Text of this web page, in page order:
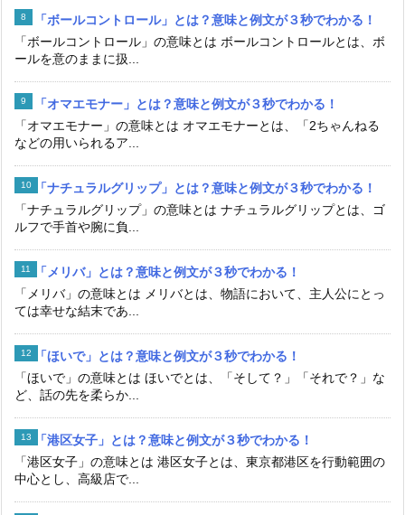
「ボールコントロール」とは？意味と例文が３秒でわかる！
「ボールコントロール」の意味とは ボールコントロールとは、ボ
ールを意のままに扱...
「オマエモナー」とは？意味と例文が３秒でわかる！
「オマエモナー」の意味とは オマエモナーとは、「2ちゃんねる
などの用いられるア...
「ナチュラルグリップ」とは？意味と例文が３秒でわかる！
「ナチュラルグリップ」の意味とは ナチュラルグリップとは、ゴ
ルフで手首や腕に負...
「メリバ」とは？意味と例文が３秒でわかる！
「メリバ」の意味とは メリバとは、物語において、主人公にとっ
ては幸せな結末であ...
「ほいで」とは？意味と例文が３秒でわかる！
「ほいで」の意味とは ほいでとは、「そして？」「それで？」な
ど、話の先を柔らか...
「港区女子」とは？意味と例文が３秒でわかる！
「港区女子」の意味とは 港区女子とは、東京都港区を行動範囲の
中心とし、高級店で...